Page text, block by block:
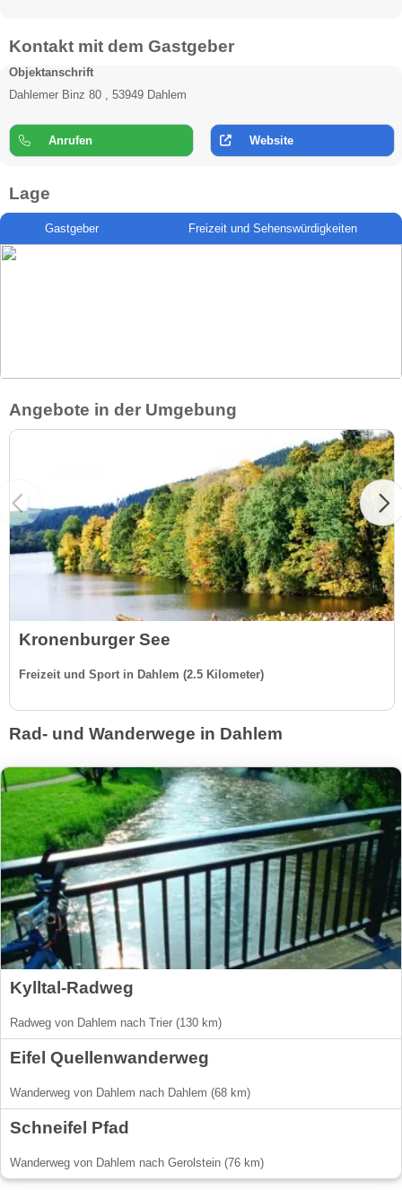
Kontakt mit dem Gastgeber
Objektanschrift
Dahlemer Binz 80 , 53949 Dahlem
Anrufen Website
Lage
Gastgeber Freizeit und Sehenswürdigkeiten
Angebote in der Umgebung
Kronenburger See
Freizeit und Sport in Dahlem (2.5 Kilometer)
Rad- und Wanderwege in Dahlem
Kylltal-Radweg
Radweg von Dahlem nach Trier (130 km)
Eifel Quellenwanderweg
Wanderweg von Dahlem nach Dahlem (68 km)
Schneifel Pfad
Wanderweg von Dahlem nach Gerolstein (76 km)